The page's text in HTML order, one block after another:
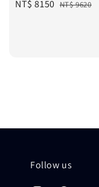
Sale
NT$ 8150 Regular
NT$ 9620
Follow us